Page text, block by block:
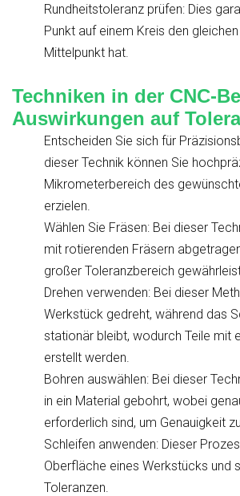
Rundheitstoleranz prüfen: Dies
Punkt auf einem Kreis den
Mittelpunkt hat.
Techniken in der CNC-
Auswirkungen auf
Entscheiden Sie sich für
dieser Technik können Sie
Mikrometerbereich des
erzielen.
Wählen Sie Fräsen: Bei dieser
mit rotierenden Fräsern
großer Toleranzbereich
Drehen verwenden: Bei dieser
Werkstück gedreht, während das
stationär bleibt, wodurch Teile mit
erstellt werden.
Bohren auswählen: Bei dieser
in ein Material gebohrt, wobei
erforderlich sind, um Genauigkeit
Schleifen anwenden: Dieser
Oberfläche eines Werkstücks und
Toleranzen.